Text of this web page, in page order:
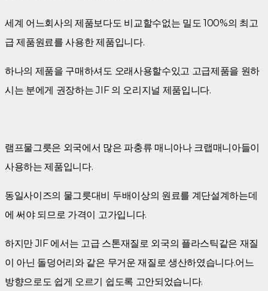
세계 어느회사의 제품보다도 비교할수없는 밀도 100%의 최고
급 제품원료를 사용한 제품입니다.
하나의 제품을 구매하셔도 오래사용할수있고 고급제품을 원하
시는 분에게 권장하는 JIF 의 오리지널 제품입니다.
램프물그릇은 외국에서 많은 파충류 매니아나 크랩매니아들이
사용하는 제품입니다.
동일사이즈의 물그릇대비 두배이상의 원료를 계단설계하는데
에 써야 되므로 가격이 고가입니다.
하지만 JIF 에서는 고급 스톤재질로 외국의 플라스틱같은 재질
이 아닌 돌덩어리와 같은 무거운 재질로 생산하였습니다.어느
방향으로도 쉽게 오르기 쉽도록 고안되었습니다.